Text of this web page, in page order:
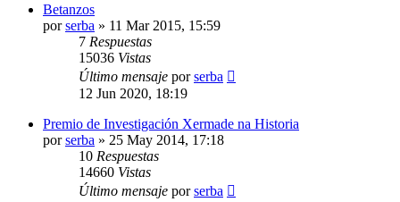
Betanzos
porserba » 11 Mar 2015, 15:59
7 Respuestas
15036 Vistas
Último mensaje porserba
12 Jun 2020, 18:19
Premio de Investigación Xermade na Historia
porserba » 25 May 2014, 17:18
10 Respuestas
14660 Vistas
Último mensaje porserba